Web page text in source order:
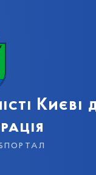
Києві